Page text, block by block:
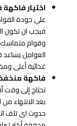
اختيار
علي جودة
فيجب ان تكون
وقوام متماسك
العوامل
غذائية أعلى
فاكهة
تحتاج إلى
بعد الانتهاء
حدوث اى تلف